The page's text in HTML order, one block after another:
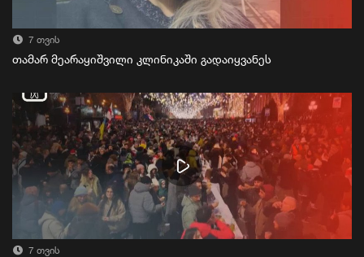
7 თვის
თამარ მეარაყიშვილი კლინიკაში გადაიყვანეს
7 თვის